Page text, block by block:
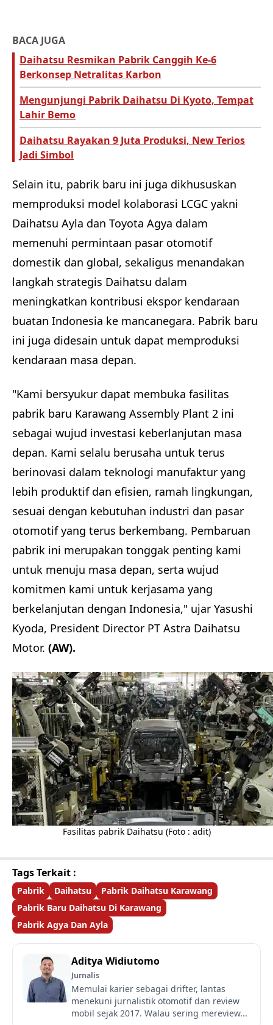
BACA JUGA
Daihatsu Resmikan Pabrik Canggih Ke-6
Berkonsep Netralitas Karbon
Mengunjungi Pabrik Daihatsu Di Kyoto, Tempat
Lahir Bemo
Daihatsu Rayakan 9 Juta Produksi, New Terios
Jadi Simbol
Selain itu, pabrik baru ini juga dikhususkan
memproduksi model kolaborasi LCGC yakni
Daihatsu Ayla dan Toyota Agya dalam
memenuhi permintaan pasar otomotif
domestik dan global, sekaligus menandakan
langkah strategis Daihatsu dalam
meningkatkan kontribusi ekspor kendaraan
buatan Indonesia ke mancanegara. Pabrik baru
ini juga didesain untuk dapat memproduksi
kendaraan masa depan.
"Kami bersyukur dapat membuka fasilitas
pabrik baru Karawang Assembly Plant 2 ini
sebagai wujud investasi keberlanjutan masa
depan. Kami selalu berusaha untuk terus
berinovasi dalam teknologi manufaktur yang
lebih produktif dan efisien, ramah lingkungan,
sesuai dengan kebutuhan industri dan pasar
otomotif yang terus berkembang. Pembaruan
pabrik ini merupakan tonggak penting kami
untuk menuju masa depan, serta wujud
komitmen kami untuk kerjasama yang
berkelanjutan dengan Indonesia," ujar Yasushi
Kyoda, President Director PT Astra Daihatsu
Motor. (AW).
Fasilitas pabrik Daihatsu (Foto : adit)
Tags Terkait :
Pabrik Daihatsu
Pabrik Daihatsu Karawang
Pabrik Baru Daihatsu Di Karawang
Pabrik Agya Dan Ayla
Aditya Widiutomo
Jurnalis
Memulai karier sebagai drifter, lantas
menekuni jurnalistik otomotif dan review
mobil sejak 2017. Walau sering mereview...